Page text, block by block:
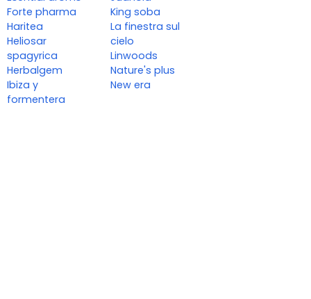
Forte pharma
Haritea
Heliosar
spagyrica
Herbalgem
Ibiza y
formentera
King soba
La finestra sul
cielo
Linwoods
Nature's plus
New era